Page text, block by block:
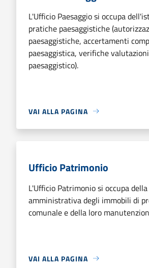
L'Ufficio Paesaggio si occupa
pratiche paesaggistiche
paesaggistiche, accertamenti
paesaggistica, verifiche
paesaggistico).
VAI ALLA PAGINA
Ufficio Patrimonio
L'Ufficio Patrimonio si occupa
amministrativa degli immobili di
comunale e della loro
VAI ALLA PAGINA